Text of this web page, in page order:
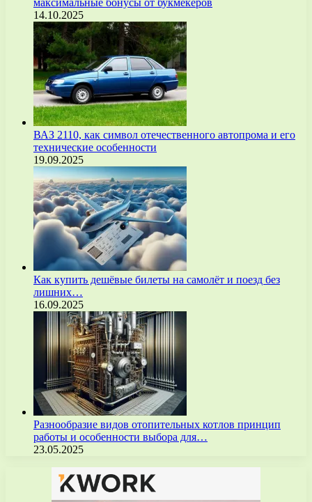
максимальные бонусы от букмекеров
14.10.2025
ВАЗ 2110, как символ отечественного автопрома и его
технические особенности
19.09.2025
Как купить дешёвые билеты на самолёт и поезд без
лишних…
16.09.2025
Разнообразие видов отопительных котлов принцип
работы и особенности выбора для…
23.05.2025